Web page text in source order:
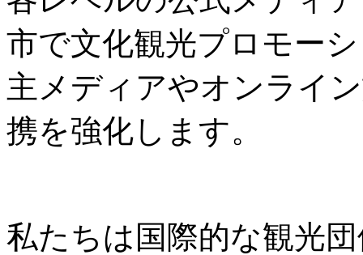
市で文化観光プロモー
主メディアやオンライ
携を強化します。
私たちは国際的な観光